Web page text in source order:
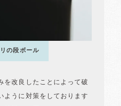
の段ボール
を改良したことによって破
ように対策をしております